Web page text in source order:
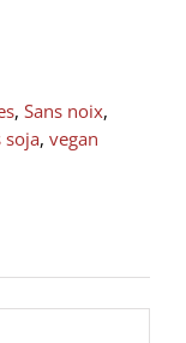
, Sans noix,
soja, vegan